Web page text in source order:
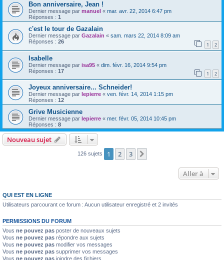
Bon anniversaire, Jean !
Dernier message par manuel « mar. avr. 22, 2014 6:47 pm
Réponses : 1
c'est le tour de Gazalain
Dernier message par Gazalain « sam. mars 22, 2014 8:09 am
Réponses : 26 1 2
Isabelle
Dernier message par isa95 « dim. févr. 16, 2014 9:54 pm
Réponses : 17 1 2
Joyeux anniversaire... Schneider!
Dernier message par lepierre « ven. févr. 14, 2014 1:15 pm
Réponses : 12
Grive Musicienne
Dernier message par lepierre « mer. févr. 05, 2014 10:45 pm
Réponses : 8
Nouveau sujet
126 sujets 1 2 3
Aller à
QUI EST EN LIGNE
Utilisateurs parcourant ce forum : Aucun utilisateur enregistré et 2 invités
PERMISSIONS DU FORUM
Vous ne pouvez pas poster de nouveaux sujets
Vous ne pouvez pas répondre aux sujets
Vous ne pouvez pas modifier vos messages
Vous ne pouvez pas supprimer vos messages
Vous ne pouvez pas joindre des fichiers